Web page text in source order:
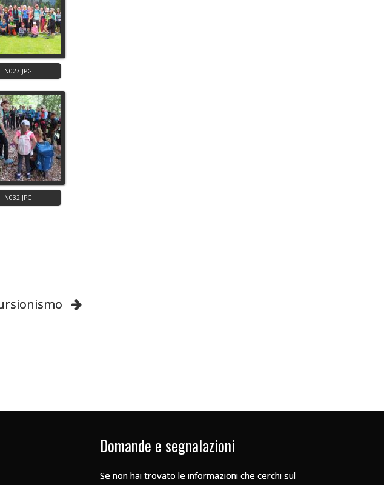
Domande e segnalazioni
Se non hai trovato le informazioni che cerchi sul